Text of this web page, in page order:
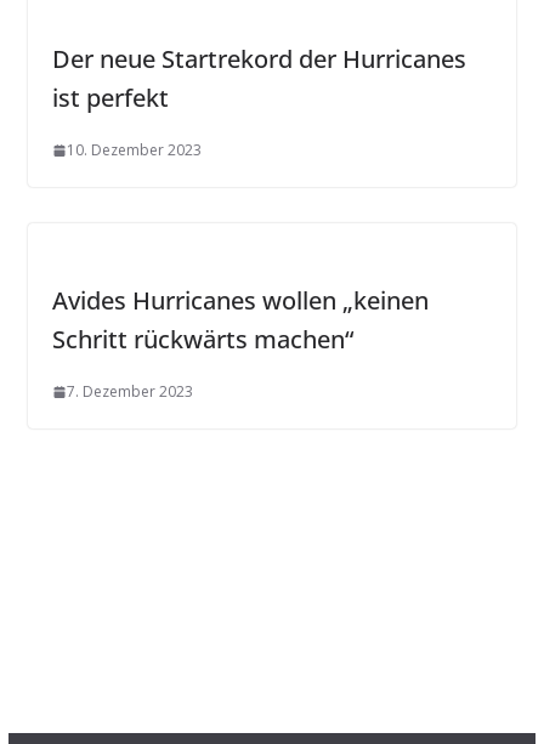
Der neue Startrekord der Hurricanes
ist perfekt
10. Dezember 2023
Avides Hurricanes wollen „keinen
Schritt rückwärts machen“
7. Dezember 2023